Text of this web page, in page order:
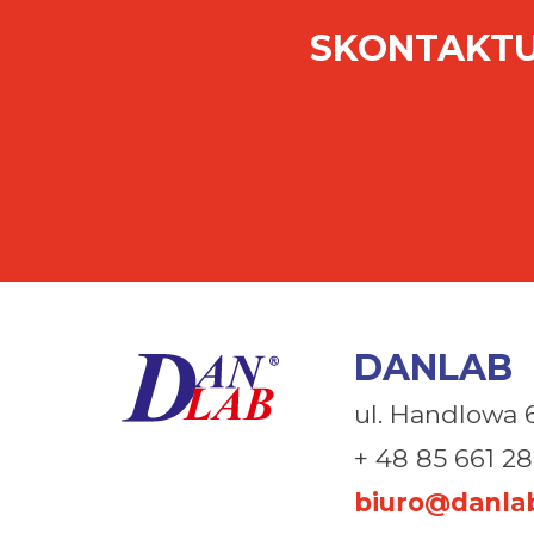
DANLAB
ul. Handlowa
+ 48 85 661